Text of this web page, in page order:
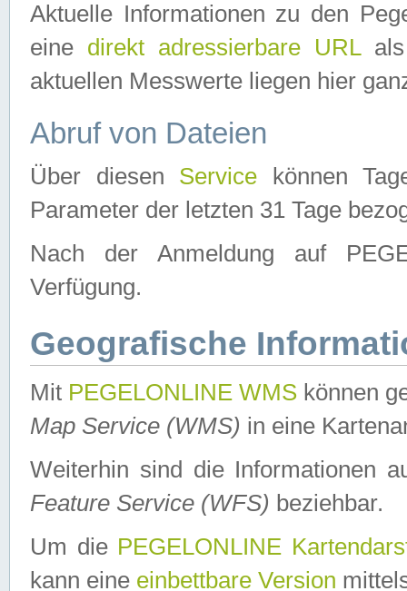
Aktuelle Informationen zu den
eine direkt adressierbare URLals
aktuellen Messwerte liegen hier
Abruf von Dateien
Über diesen Service können
Parameter der letzten 31 Tage
Nach der Anmeldung auf
Verfügung.
Geografische
Mit PEGELONLINE WMS können
Map Service (WMS) in eine
Weiterhin sind die Informationen
Feature Service (WFS) beziehbar.
Um die PEGELONLINE
kann eine einbettbare Version